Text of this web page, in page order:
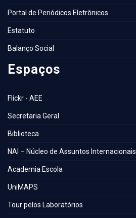
Portal de Periódicos Eletrônicos
Estatuto
Balanço Social
Espaços
Flickr - AEE
Secretaria Geral
Biblioteca
NAI – Núcleo de Assuntos Internacionais
Academia Escola
UniMAPS
Tour pelos Laboratórios